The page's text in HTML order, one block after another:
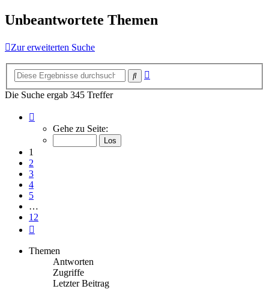
Unbeantwortete Themen
Zur erweiterten Suche
Suche
Die Suche ergab 345 Treffer
von
Gehe zu Seite:
1
2
3
4
5
…
12
Themen
Antworten
Zugriffe
Letzter Beitrag